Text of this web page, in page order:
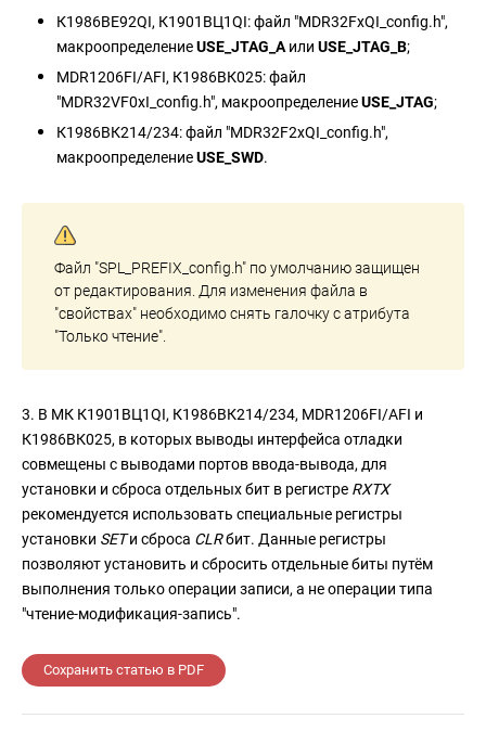
К1986ВЕ92QI, К1901ВЦ1QI: файл "MDR32FxQI_config.h",
макроопределениеUSE_JTAG_A или USE_JTAG_B;
MDR1206FI/AFI, К1986ВК025: файл
"MDR32VF0xI_config.h", макроопределениеUSE_JTAG;
К1986ВК214/234: файл "MDR32F2xQI_config.h",
макроопределениеUSE_SWD.
Файл "SPL_PREFIX_config.h" по умолчанию защищен
от редактирования. Для изменения файла в
"свойствах" необходимо снять галочку с атрибута
"Только чтение".
3. В МК К1901ВЦ1QI, К1986ВК214/234, MDR1206FI/AFI и
К1986ВК025, в которых выводы интерфейса отладки
совмещены с выводами портов ввода-вывода, для
установки и сброса отдельных бит в регистре RXTX
рекомендуется использовать специальные регистры
установки SETи сброса CLRбит. Данные регистры
позволяют установить и сбросить отдельные биты путём
выполнения только операции записи, а не операции типа
"чтение-модификация-запись".
Сохранить статью в PDF